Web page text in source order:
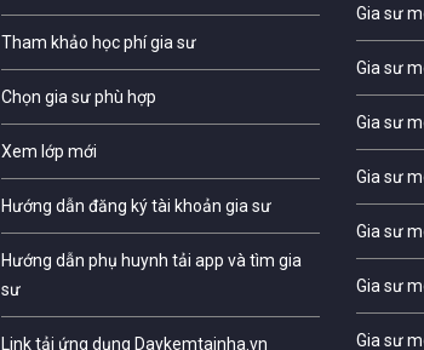
Tham khảo học phí gia sư
Chọn gia sư phù hợp
Xem lớp mới
Hướng dẫn đăng ký tài khoản gia sư
Hướng dẫn phụ huynh tải app và tìm gia
sư
Link tải ứng dụng Daykemtainha.vn
Gia sư
Gia sư
Gia sư
Gia sư
Gia sư
Gia sư
Gia sư